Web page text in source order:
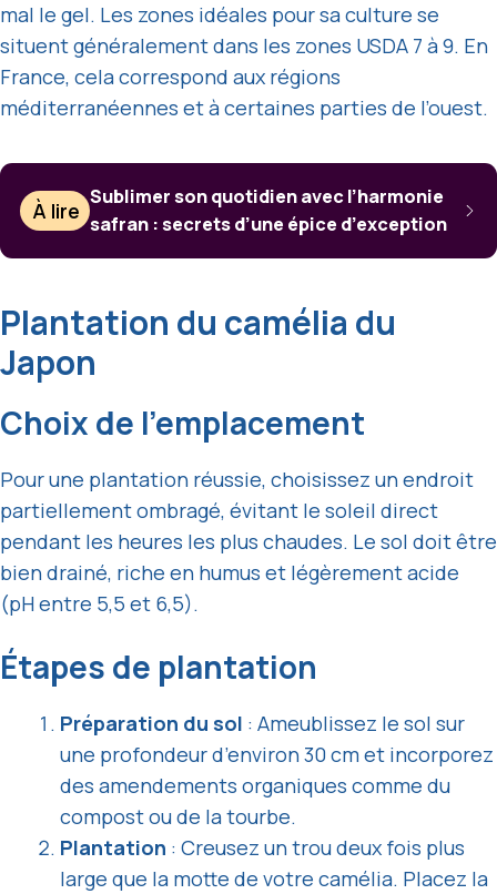
mal le gel. Les zones idéales pour sa culture se
situent généralement dans les zones USDA 7 à 9. En
France, cela correspond aux régions
méditerranéennes et à certaines parties de l’ouest.
À lire
Sublimer son quotidien avec l’harmonie
safran : secrets d’une épice d’exception
Plantation du camélia du
Japon
Choix de l’emplacement
Pour une plantation réussie, choisissez un endroit
partiellement ombragé, évitant le soleil direct
pendant les heures les plus chaudes. Le sol doit être
bien drainé, riche en humus et légèrement acide
(pH entre 5,5 et 6,5).
Étapes de plantation
Préparation du sol : Ameublissez le sol sur
une profondeur d’environ 30 cm et incorporez
des amendements organiques comme du
compost ou de la tourbe.
Plantation : Creusez un trou deux fois plus
large que la motte de votre camélia. Placez la